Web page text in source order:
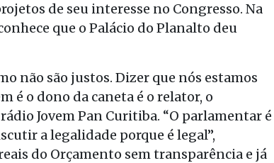
de seu interesse no Congresso. Na
que o Palácio do Planalto deu
não são justos. Dizer que nós estamos
é o dono da caneta é o relator, o
Jovem Pan Curitiba. “O parlamentar é
a legalidade porque é legal”,
do Orçamento sem transparência e já